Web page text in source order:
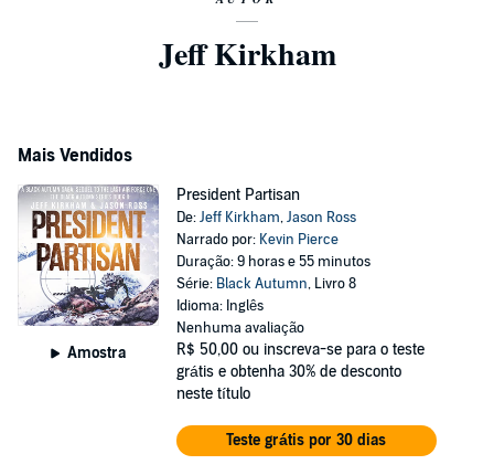
Jeff Kirkham
Mais Vendidos
Amostra
President Partisan
De:Jeff Kirkham,Jason Ross
Narrado por: Kevin Pierce
Duração: 9 horas e 55 minutos
Série: Black Autumn, Livro 8
Idioma: Inglês
Nenhuma avaliação
R$ 50,00 ou inscreva-se para o teste
grátis e obtenha 30% de desconto
neste título
Teste grátis por 30 dias